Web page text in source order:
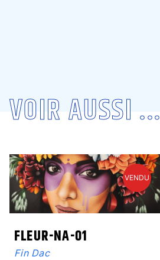
VOIR AUSSI ...
FLEUR-NA-01
Fin Dac
VENDU